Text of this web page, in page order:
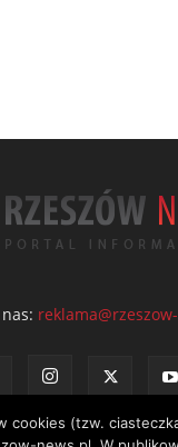
cookies (tzw.